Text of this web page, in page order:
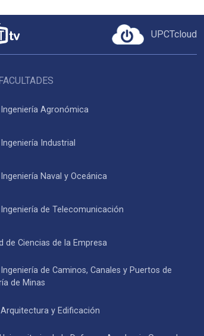
UPCTcloud
Ingeniería Agronómica
Industrial
Ingeniería Naval y Oceánica
Ingeniería de Telecomunicación
de Ciencias de la Empresa
de Caminos, Canales y Puertos de
de Minas
Arquitectura y Edificación